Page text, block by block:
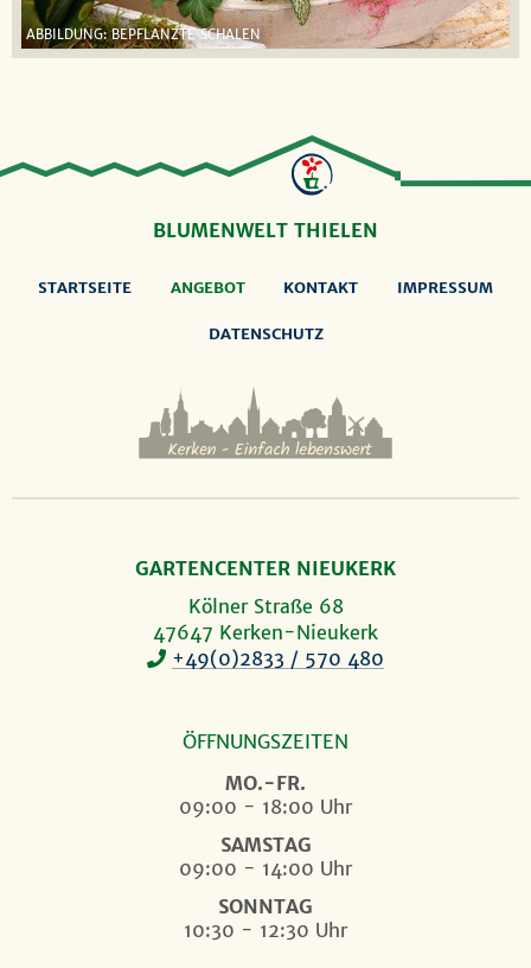
ABBILDUNG: BEPFLANZTE SCHALEN
BLUMENWELT THIELEN
STARTSEITE ANGEBOT KONTAKT IMPRESSUM
DATENSCHUTZ
GARTENCENTER NIEUKERK
Kölner Straße 68
47647 Kerken-Nieukerk
+49(0)2833 / 570 480
ÖFFNUNGSZEITEN
MO.-FR.
09:00 - 18:00 Uhr
SAMSTAG
09:00 - 14:00 Uhr
SONNTAG
10:30 - 12:30 Uhr